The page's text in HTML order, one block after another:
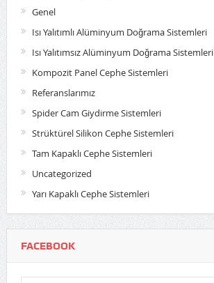
Genel
Isı Yalıtımlı Alüminyum Doğrama Sistemleri
Isı Yalıtımsız Alüminyum Doğrama Sistemleri
Kompozit Panel Cephe Sistemleri
Referanslarımız
Spider Cam Giydirme Sistemleri
Strüktürel Silikon Cephe Sistemleri
Tam Kapaklı Cephe Sistemleri
Uncategorized
Yarı Kapaklı Cephe Sistemleri
FACEBOOK